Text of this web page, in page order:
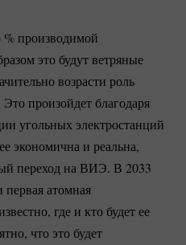
%производимой
это будут ветряные
возрасти роль
Это произойдет благодаря
угольных электростанций
экономична и реальна,
переход на ВИЭ. В 2033
первая атомная
где и кто будет ее
что это будет